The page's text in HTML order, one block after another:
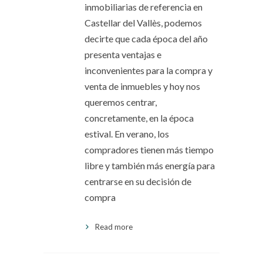
inmobiliarias de referencia en
Castellar del Vallès, podemos
decirte que cada época del año
presenta ventajas e
inconvenientes para la compra y
venta de inmuebles y hoy nos
queremos centrar,
concretamente, en la época
estival. En verano, los
compradores tienen más tiempo
libre y también más energía para
centrarse en su decisión de
compra
Read more